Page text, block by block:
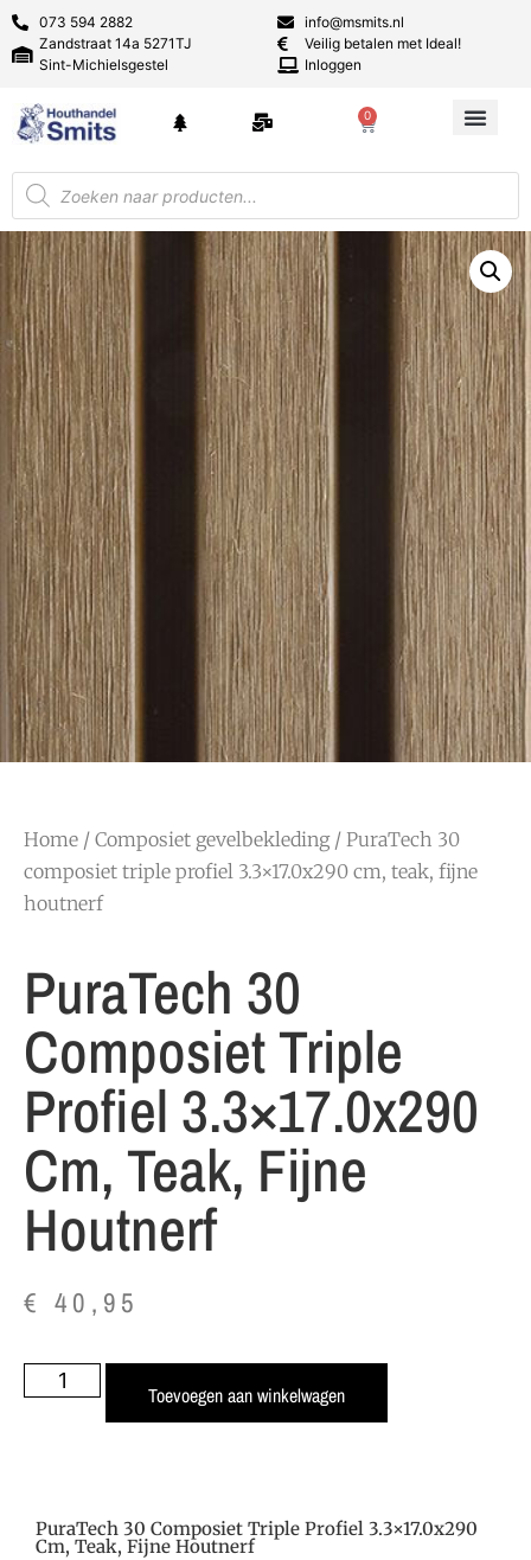
073 594 2882
Zandstraat 14a 5271TJ
Sint-Michielsgestel
info@msmits.nl
Veilig betalen met Ideal!
Inloggen
0
Home / Composiet gevelbekleding/ PuraTech 30
composiet triple profiel 3.3×17.0x290 cm, teak, fijne
houtnerf
PuraTech 30
Composiet Triple
Profiel 3.3×17.0x290
Cm, Teak, Fijne
Houtnerf
€ 40,95
Toevoegen aan winkelwagen
PuraTech 30 Composiet Triple Profiel 3.3×17.0x290
Cm, Teak, Fijne Houtnerf